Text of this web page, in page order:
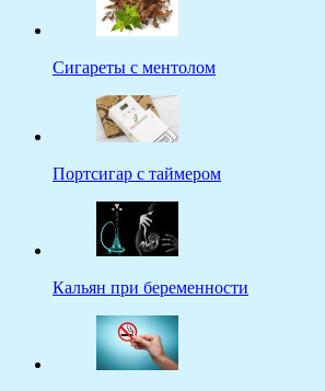
Сигареты с ментолом
Портсигар с таймером
Кальян при беременности